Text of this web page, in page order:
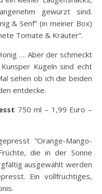
gewürzt sind.
& Senf” (in meiner Box)
Tomate & Kräuter”.
…. Aber der schmeckt
Kugeln sind echt
sehen ob ich die beiden
entdecke.
750 ml – 1,99 Euro –
“Orange-Mango-
die in der Sonne
ausgewählt werden
Ein vollfruchtiges,